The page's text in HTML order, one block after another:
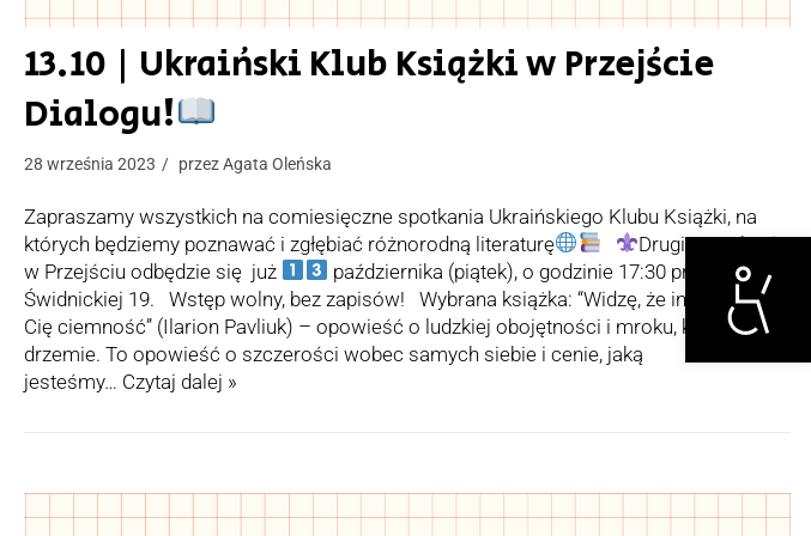
Otwórz
13.10 | Ukraiński Klub Książki w Przejście
Dialogu!
28 września 2023 przezAgata Oleńska
Zapraszamy wszystkich na comiesięczne spotkania Ukraińskiego Klubu Książki, na
których będziemy poznawać i zgłębiać różnorodną literaturę
Drugie spotkanie
w Przejściu odbędzie się już
października (piątek), o godzinie 17:30 przy ulicy
Świdnickiej 19. Wstęp wolny, bez zapisów! Wybrana książka: “Widzę, że interesuje
Cię ciemność” (Ilarion Pavliuk) – opowieść o ludzkiej obojętności i mroku, który w nas
drzemie. To opowieść o szczerości wobec samych siebie i cenie, jaką
jesteśmy… Czytaj dalej »